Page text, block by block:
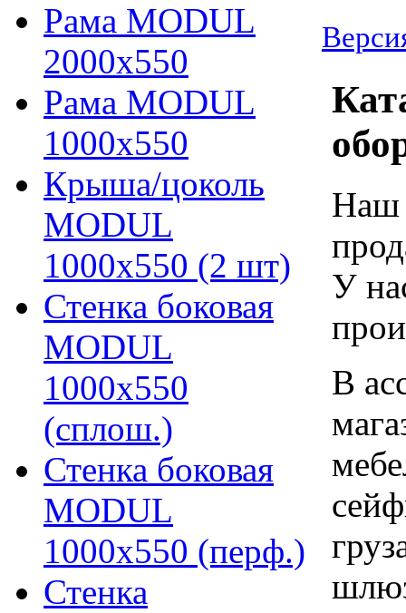
Рама MODUL
2000х550
Рама MODUL
1000х550
Крыша/цоколь
MODUL
1000х550 (2 шт)
Стенка боковая
MODUL
1000х550
(сплош.)
Стенка боковая
MODUL
1000х550 (перф.)
Стенка
Наш
У
В